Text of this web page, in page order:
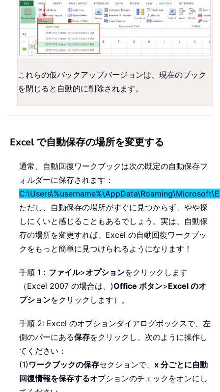
これらの仮バックアップバージョンは、現在のブック
を閉じると自動的に削除されます。
Excel で自動保存の場所を変更する
通常、自動回復ワークブックは次の既定の自動保存フ
ォルダーに保存されます：
ただし、自動保存の場所がすぐに見つからず、やや探
しにくいと感じることもあるでしょう。実は、自動保
存の場所を変更すれば、Excel の自動回復ワークブッ
クをもっと簡単に見つけられるようになります！
手順 1： ファイル>オプションをクリックします
（Excel 2007 の場合は、)Office ボタン>Excel のオ
プションをクリックします）。
手順 2: Excel のオプションダイアログボックスで、左
側のバーにある保存をクリックし、次のように操作し
てください：
(1) ワークブックの保存セクションで、 x 分ごとに自動
回復情報を保存するオプションのチェックをオンにし